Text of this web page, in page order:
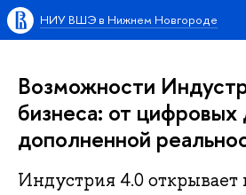
НИУ ВШЭ в Нижнем Новгороде
Возможности
бизнеса: от цифровых
дополненной
Индустрия 4.0 открывает